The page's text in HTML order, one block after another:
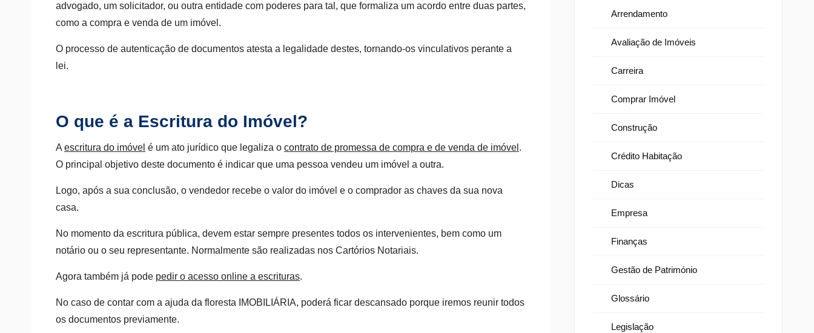
advogado, um solicitador, ou outra entidade com poderes para tal, que formaliza um acordo entre duas partes,
como a compra e venda de um imóvel.
O processo de autenticação de documentos atesta a legalidade destes, tornando-os vinculativos perante a
lei.
O que é a Escritura do Imóvel?
A escritura do imóvel é um ato jurídico que legaliza o contrato de promessa de compra e de venda de imóvel .
O principal objetivo deste documento é indicar que uma pessoa vendeu um imóvel a outra.
Logo, após a sua conclusão, o vendedor recebe o valor do imóvel e o comprador as chaves da sua nova
casa.
No momento da escritura pública, devem estar sempre presentes todos os intervenientes, bem como um
notário ou o seu representante. Normalmente são realizadas nos Cartórios Notariais.
Agora também já pode pedir o acesso online a escrituras.
No caso de contar com a ajuda da floresta IMOBILIÁRIA, poderá ficar descansado porque iremos reunir todos
os documentos previamente.
Arrendamento
Avaliação de Imóveis
Carreira
Comprar Imóvel
Construção
Crédito Habitação
Dicas
Empresa
Finanças
Gestão de Património
Glossário
Legislação